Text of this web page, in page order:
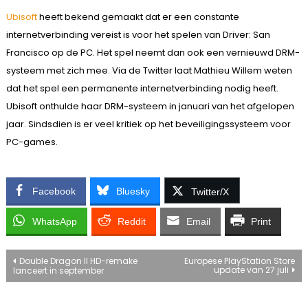
Ubisoftheeft bekend gemaakt dat er een constante
internetverbinding vereist is voor het spelen van Driver: San
Francisco op de PC. Het spel neemt dan ook een vernieuwd DRM-
systeem met zich mee. Via de Twitter laat Mathieu Willem weten
dat het spel een permanente internetverbinding nodig heeft.
Ubisoft onthulde haar DRM-systeem in januari van het afgelopen
jaar. Sindsdien is er veel kritiek op het beveiligingssysteem voor
PC-games.
Facebook Bluesky Twitter/X
WhatsApp Reddit Email Print
Bericht
Double Dragon II HD-remake
lanceert in september
Europese PlayStation Store
update van 27 juli